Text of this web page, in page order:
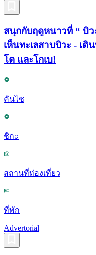
สนุกกับฤดูหนาวที่ “ บิว
เห็นทะเลสาบบิวะ - เดิ
โต และโกเบ!
คันไซ
ชิกะ
สถานที่ท่องเที่ยว
ที่พัก
Advertorial